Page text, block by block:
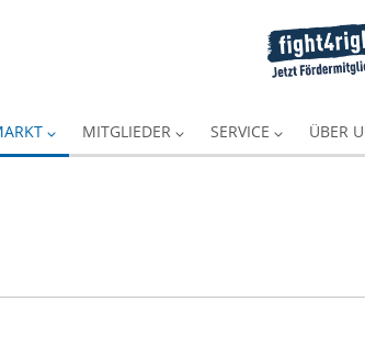
MITGLIEDER SERVICE ÜBER